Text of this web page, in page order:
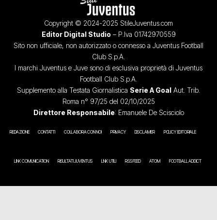
Copyright © 2024-2025 StileJuventus.com
Editor Digital Studio – P.Iva 01742970559
Sito non ufficiale, non autorizzato o connesso a Juventus Football
Club S.p.A.
I marchi Juventus e Juve sono di esclusiva proprietà di Juventus
Football Club S.p.A.
Supplemento alla Testata Giornalistica Serie A Goal Aut. Trib.
Roma n° 97/25 del 02/10/2025
Direttore Responsabile: Emanuele De Scisciolo
REDAZIONE CONTATTI COLLABORA CON NOI PRIVACY DISCLAIMER POLICY EDITORIALE
LINK COMUNICATION RISULTATI JUVENTUS LINK UTILI RSS FEED ATOM FOOTBALL ADDICT